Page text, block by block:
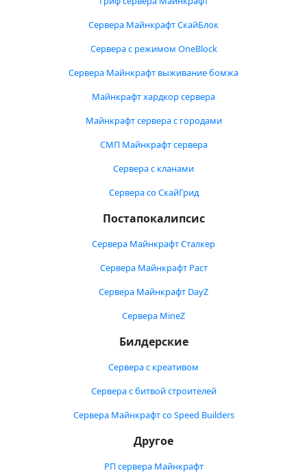
Сервера Майнкрафт СкайБлок
Сервера с режимом OneBlock
Сервера Майнкрафт выживание бомжа
Майнкрафт хардкор сервера
Майнкрафт сервера с городами
СМП Майнкрафт сервера
Сервера с кланами
Сервера со СкайГрид
Постапокалипсис
Сервера Майнкрафт Сталкер
Сервера Майнкрафт Раст
Сервера Майнкрафт DayZ
Сервера MineZ
Билдерские
Сервера с креативом
Сервера с битвой строителей
Сервера Майнкрафт со Speed Builders
Другое
РП сервера Майнкрафт